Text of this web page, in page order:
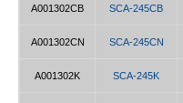
A001302CB SCA-245CB
A001302CN SCA-245CN
A001302K SCA-245K